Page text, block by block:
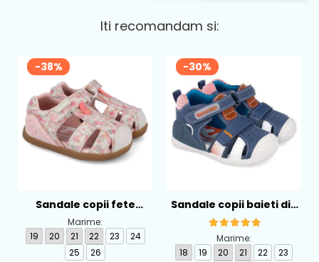
Iti recomandam si:
-38%
Sandale copii fete
calapod lat din textil
Biomecanics, Roz -
262193-A103
Marime:
19
20 21 22 23
24
25
26
-30%
Sandale copii baieti din
piele Biomecanics,
Albastru - 262124-A556
Marime:
18
19 20 21 22
23